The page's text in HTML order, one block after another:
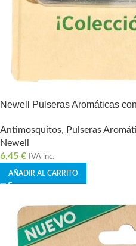
Newell Pulseras Aromáticas
Antimosquitos, Pulseras
Newell
6,45 € IVA inc.
AÑADIR AL CARRITO